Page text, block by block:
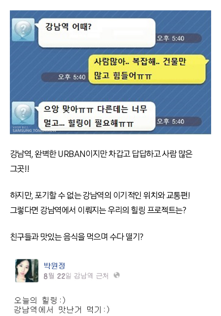
강남역, 완벽한 URBAN이지만 차갑고 답답하고 사람 많은
그곳!!
하지만, 포기할 수 없는 강남역의 이기적인 위치와 교통편!
그렇다면 강남역에서 이뤄지는 우리의 힐링 프로젝트는?
친구들과 맛있는 음식을 먹으며 수다 떨기?